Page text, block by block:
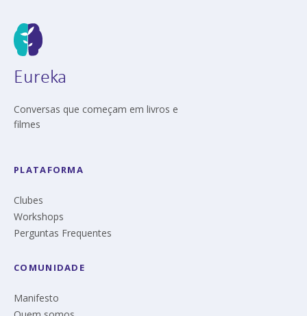
Eureka
Conversas que começam em livros e
filmes
PLATAFORMA
Clubes
Workshops
Perguntas Frequentes
COMUNIDADE
Manifesto